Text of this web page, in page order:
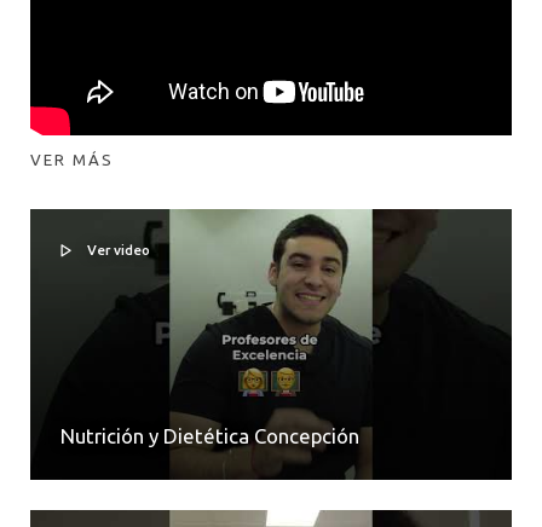
VER MÁS
Ver video
Nutrición y Dietética Concepción